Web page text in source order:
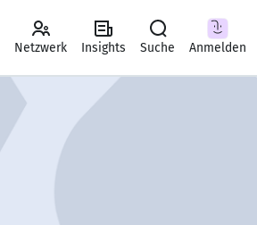
Netzwerk Insights Suche Anmelden